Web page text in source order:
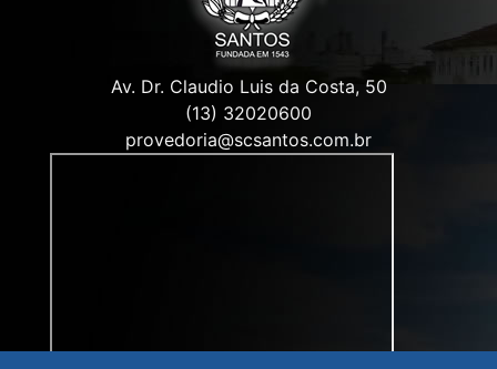
Av. Dr. Claudio Luis da Costa, 50
(13) 32020600
provedoria@scsantos.com.br